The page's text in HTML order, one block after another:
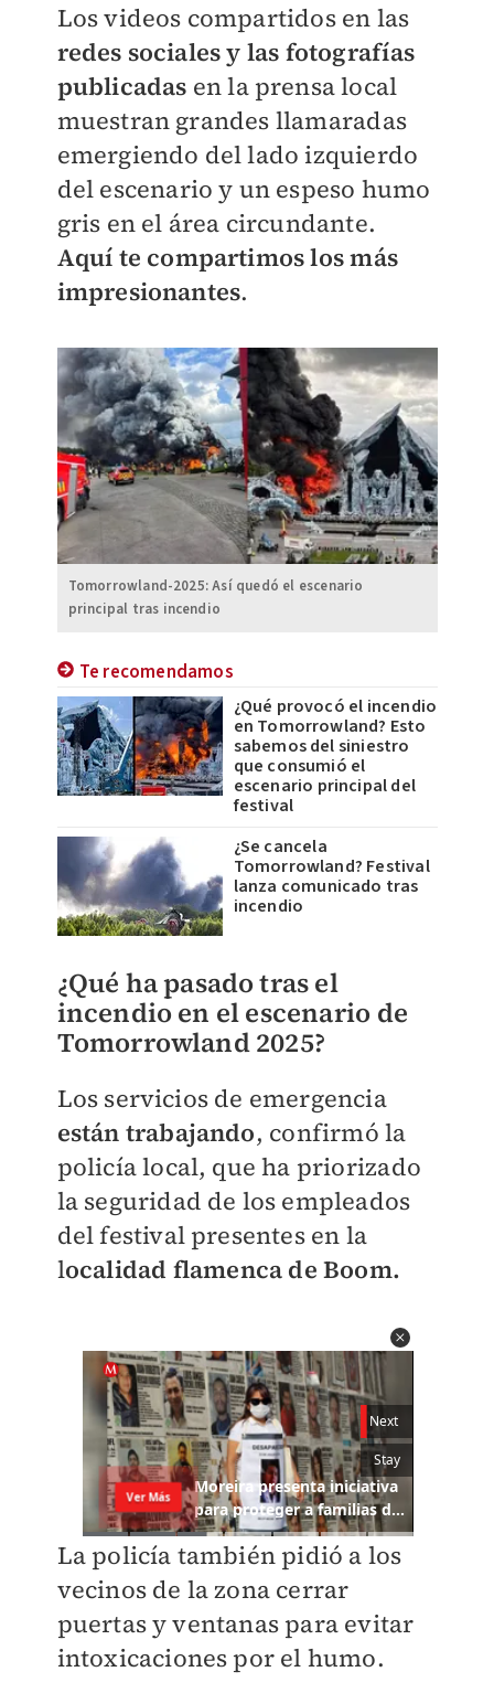
Los videos compartidos en las
redes sociales y las fotografías
publicadas en la prensa local
muestran grandes llamaradas
emergiendo del lado izquierdo
del escenario y un espeso humo
gris en el área circundante.
Aquí te compartimos los más
impresionantes.
Tomorrowland-2025: Así quedó el escenario
principal tras incendio
Te recomendamos
¿Qué provocó el incendio
en Tomorrowland? Esto
sabemos del siniestro
que consumió el
escenario principal del
festival
¿Se cancela
Tomorrowland? Festival
lanza comunicado tras
incendio
¿Qué ha pasado tras el
incendio en el escenario de
Tomorrowland 2025?
Los servicios de emergencia
están trabajando, confirmó la
policía local, que ha priorizado
la seguridad de los empleados
del festival presentes en la
localidad flamenca de Boom.
La policía también pidió a los
vecinos de la zona cerrar
puertas y ventanas para evitar
intoxicaciones por el humo.